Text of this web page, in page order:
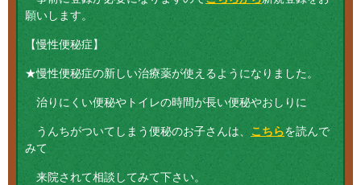
願いします。
【慢性便秘症】
★慢性便秘症の新しい治療薬が使えるようになりました。
治りにくい便秘やトイレの時間が長い便秘やおしりに
うんちがついてしまう便秘のお子さんは、 こちらを読んで
みて
来院されて相談してみて下さい。